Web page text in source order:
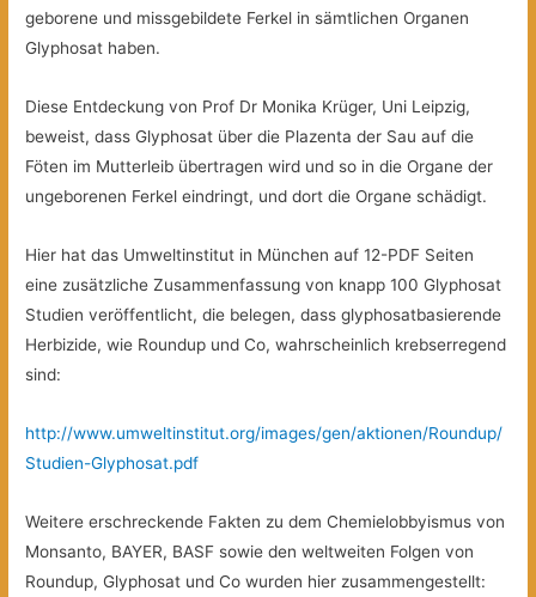
geborene und missgebildete Ferkel in sämtlichen Organen
Glyphosat haben.
Diese Entdeckung von Prof Dr Monika Krüger, Uni Leipzig,
beweist, dass Glyphosat über die Plazenta der Sau auf die
Föten im Mutterleib übertragen wird und so in die Organe der
ungeborenen Ferkel eindringt, und dort die Organe schädigt.
Hier hat das Umweltinstitut in München auf 12-PDF Seiten
eine zusätzliche Zusammenfassung von knapp 100 Glyphosat
Studien veröffentlicht, die belegen, dass glyphosatbasierende
Herbizide, wie Roundup und Co, wahrscheinlich krebserregend
sind:
http://www.umweltinstitut.org/images/gen/aktionen/Roundup/
Studien-Glyphosat.pdf
Weitere erschreckende Fakten zu dem Chemielobbyismus von
Monsanto, BAYER, BASF sowie den weltweiten Folgen von
Roundup, Glyphosat und Co wurden hier zusammengestellt: